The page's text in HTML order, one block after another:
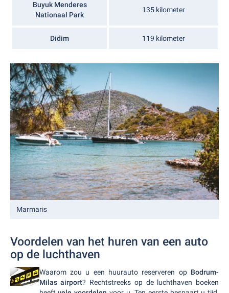
Buyuk Menderes
Nationaal Park
135 kilometer
Didim 119 kilometer
Marmaris
Voordelen van het huren van een auto
op de luchthaven
Waarom zou u een huurauto reserveren op Bodrum-
Milas airport? Rechtstreeks op de luchthaven boeken